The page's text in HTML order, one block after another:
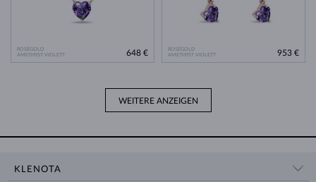
ROSÉGOLD
AMETHYST VIOLETT
648 €
ROSÉGOLD
AMETHYST VIOLETT
953 €
WEITERE ANZEIGEN
KLENOTA